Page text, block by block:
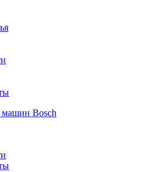
машин Bosch